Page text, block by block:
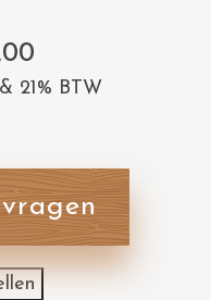
21% BTW